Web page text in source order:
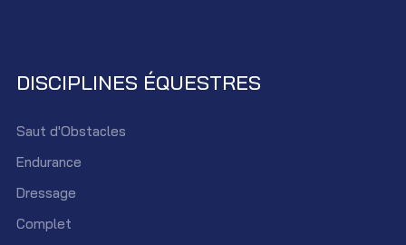
DISCIPLINES ÉQUESTRES
Saut d'Obstacles
Endurance
Dressage
Complet